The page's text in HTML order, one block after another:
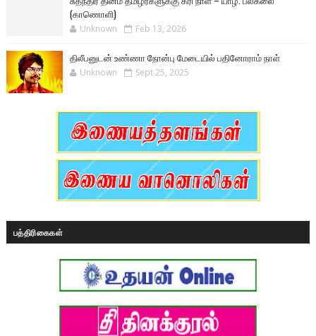
(காணொளி)
Unknown Feb 13, 2026
திலீபனுடன் உண்ணா நோன்பு மேடையில் பதினோராம் நாள்
Unknown Sept 25, 2025
பத்திரிகைகள்